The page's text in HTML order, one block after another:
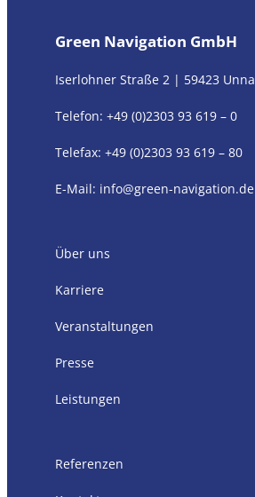
Green Navigation GmbH
Iserlohner Straße 2 | 59423 Unna
Telefon: +49 (0)2303 93 619 – 0
Telefax: +49 (0)2303 93 619 – 80
E-Mail: info@green-navigation.de
Über uns
Karriere
Veranstaltungen
Presse
Leistungen
Referenzen